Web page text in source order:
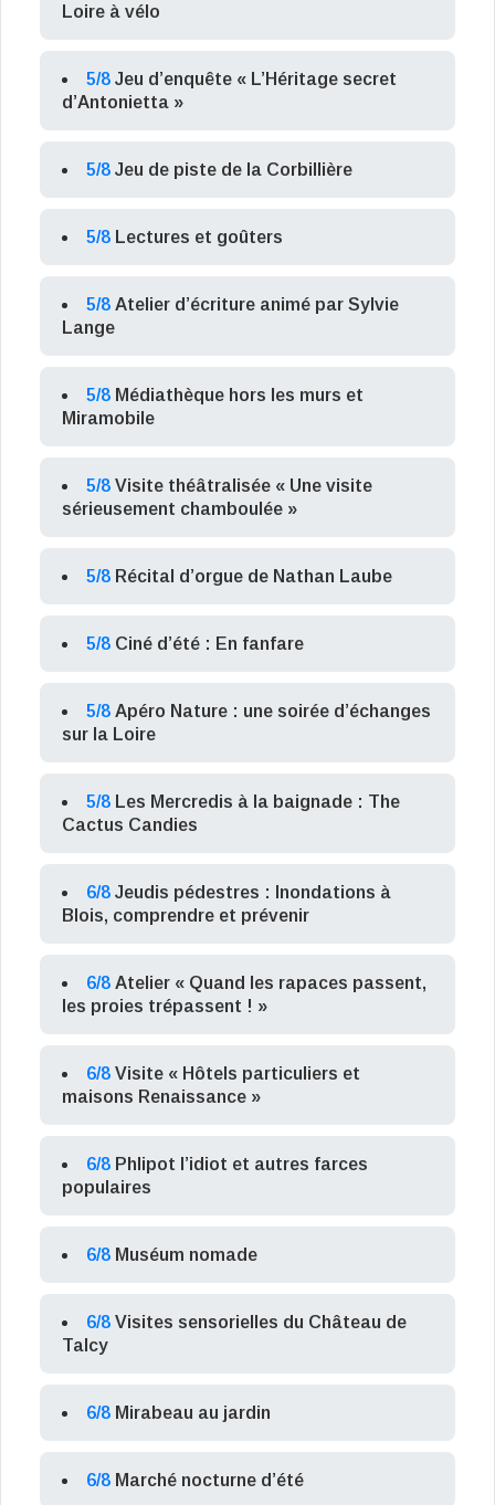
Loire à vélo
5/8 Jeu d’enquête « L’Héritage secret
d’Antonietta »
5/8 Jeu de piste de la Corbillière
5/8 Lectures et goûters
5/8 Atelier d’écriture animé par Sylvie
Lange
5/8 Médiathèque hors les murs et
Miramobile
5/8 Visite théâtralisée « Une visite
sérieusement chamboulée »
5/8 Récital d’orgue de Nathan Laube
5/8 Ciné d’été : En fanfare
5/8 Apéro Nature : une soirée d’échanges
sur la Loire
5/8 Les Mercredis à la baignade : The
Cactus Candies
6/8 Jeudis pédestres : Inondations à
Blois, comprendre et prévenir
6/8 Atelier « Quand les rapaces passent,
les proies trépassent ! »
6/8 Visite « Hôtels particuliers et
maisons Renaissance »
6/8 Phlipot l’idiot et autres farces
populaires
6/8 Muséum nomade
6/8 Visites sensorielles du Château de
Talcy
6/8 Mirabeau au jardin
6/8 Marché nocturne d’été